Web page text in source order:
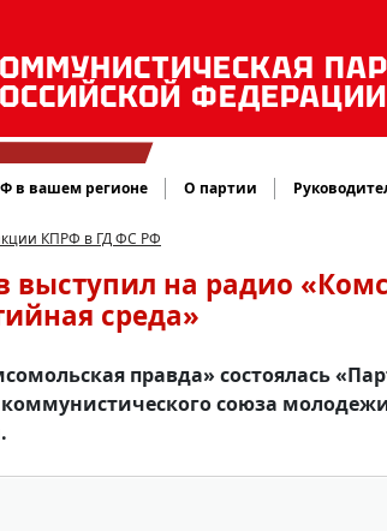
ФЕДЕРАЦИИ
в вашем регионе О партии
КПРФ в ГД ФС РФ
выступил на радио
среда»
правда» состоялась
союза